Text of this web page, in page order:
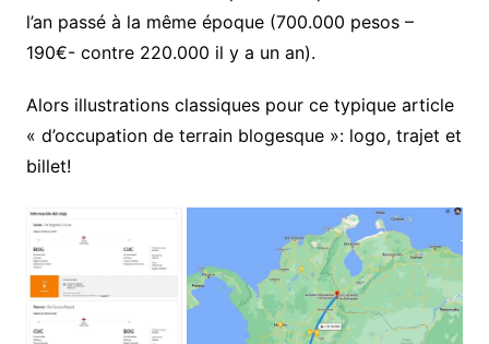
l’an passé à la même époque (700.000 pesos –
190€- contre 220.000 il y a un an).
Alors illustrations classiques pour ce typique article
« d’occupation de terrain blogesque »: logo, trajet et
billet!